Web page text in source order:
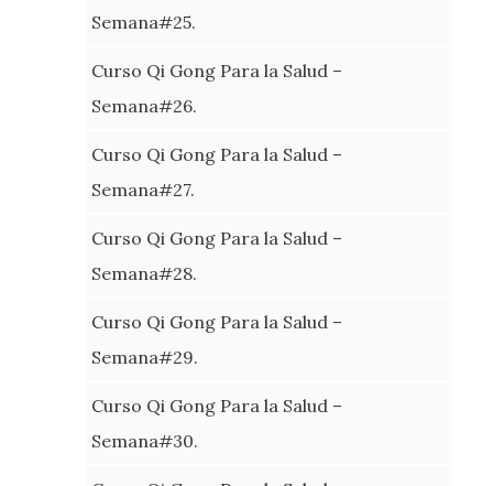
Semana#25.
Curso Qi Gong Para la Salud –
Semana#26.
Curso Qi Gong Para la Salud –
Semana#27.
Curso Qi Gong Para la Salud –
Semana#28.
Curso Qi Gong Para la Salud –
Semana#29.
Curso Qi Gong Para la Salud –
Semana#30.